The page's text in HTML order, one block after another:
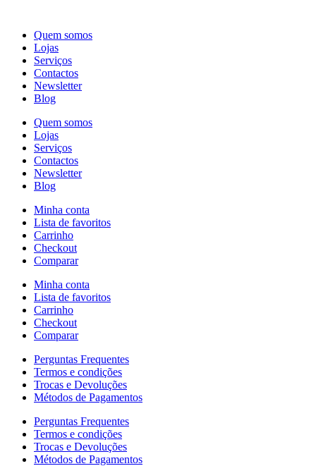
Quem somos
Lojas
Serviços
Contactos
Newsletter
Blog
Quem somos
Lojas
Serviços
Contactos
Newsletter
Blog
Minha conta
Lista de favoritos
Carrinho
Checkout
Comparar
Minha conta
Lista de favoritos
Carrinho
Checkout
Comparar
Perguntas Frequentes
Termos e condições
Trocas e Devoluções
Métodos de Pagamentos
Perguntas Frequentes
Termos e condições
Trocas e Devoluções
Métodos de Pagamentos